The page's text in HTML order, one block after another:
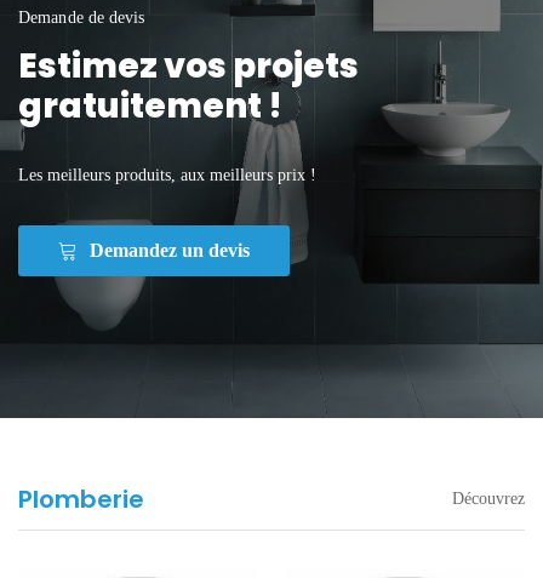
Demande de devis
Estimez vos projets
gratuitement !
Les meilleurs produits, aux meilleurs prix !
Demandez un devis
Plomberie Découvrez